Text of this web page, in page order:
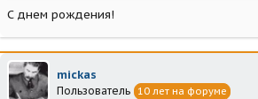
С днем рождения!
mickas
Пользователь 10 лет на форуме